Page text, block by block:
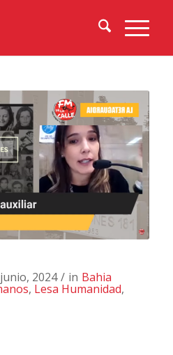
2024 / in Bahia
, Lesa Humanidad,